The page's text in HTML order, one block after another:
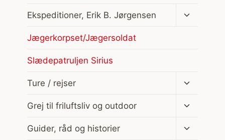
Ekspeditioner, Erik B. Jørgensen
Skift
Jægerkorpset/Jægersoldat
Slædepatruljen Sirius
Ture / rejser
Skift
Grej til friluftsliv og outdoor
Skift
Guider, råd og historier
Skift